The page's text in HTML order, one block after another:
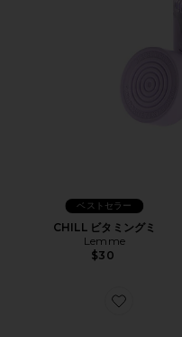
ベストセラー
CHILL ビタミングミ
Lemme
$30
Favorite XT-